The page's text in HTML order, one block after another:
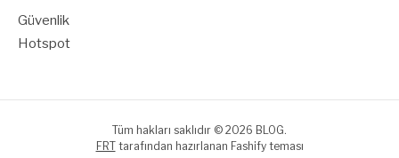
Güvenlik
Hotspot
Tüm hakları saklıdır © 2026 BLOG.
FRTtarafından hazırlanan Fashify teması